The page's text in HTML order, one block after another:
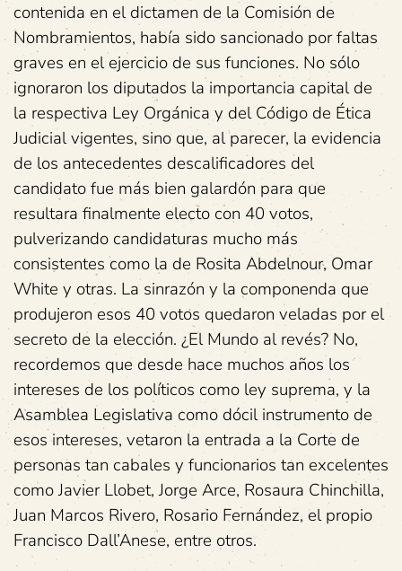
contenida en el dictamen de la Comisión de
Nombramientos, había sido sancionado por faltas
graves en el ejercicio de sus funciones. No sólo
ignoraron los diputados la importancia capital de
la respectiva Ley Orgánica y del Código de Ética
Judicial vigentes, sino que, al parecer, la evidencia
de los antecedentes descalificadores del
candidato fue más bien galardón para que
resultara finalmente electo con 40 votos,
pulverizando candidaturas mucho más
consistentes como la de Rosita Abdelnour, Omar
White y otras. La sinrazón y la componenda que
produjeron esos 40 votos quedaron veladas por el
secreto de la elección. ¿El Mundo al revés? No,
recordemos que desde hace muchos años los
intereses de los políticos como ley suprema, y la
Asamblea Legislativa como dócil instrumento de
esos intereses, vetaron la entrada a la Corte de
personas tan cabales y funcionarios tan excelentes
como Javier Llobet, Jorge Arce, Rosaura Chinchilla,
Juan Marcos Rivero, Rosario Fernández, el propio
Francisco Dall’Anese, entre otros.